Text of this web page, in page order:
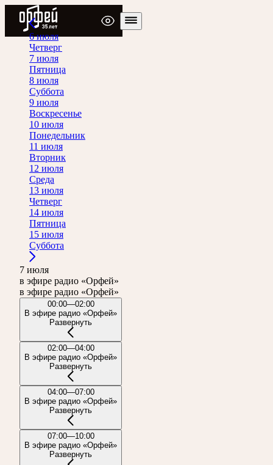
Радио Орфей
6 июля
Четверг
7 июля
Пятница
8 июля
Суббота
9 июля
Воскресенье
10 июля
Понедельник
11 июля
Вторник
12 июля
Среда
13 июля
Четверг
14 июля
Пятница
15 июля
Суббота
7 июля
в эфире радио «Орфей»
в эфире радио «Орфей»
00:00—02:00
В эфире радио «Орфей»
Развернуть
02:00—04:00
В эфире радио «Орфей»
Развернуть
04:00—07:00
В эфире радио «Орфей»
Развернуть
07:00—10:00
В эфире радио «Орфей»
Развернуть